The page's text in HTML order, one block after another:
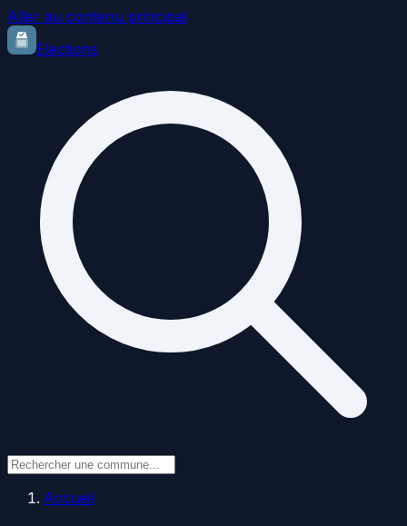
Aller au contenu principal
Elections
Accueil